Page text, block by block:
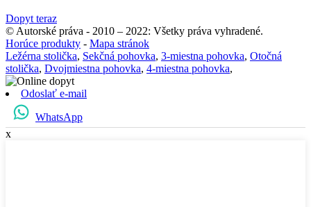
Dopyt teraz
© Autorské práva - 2010 – 2022: Všetky práva vyhradené.
Horúce produkty - Mapa stránok
Ležérna stolička, Sekčná pohovka, 3-miestna pohovka, Otočná
stolička, Dvojmiestna pohovka, 4-miestna pohovka,
Odoslať e-mail
WhatsApp
x